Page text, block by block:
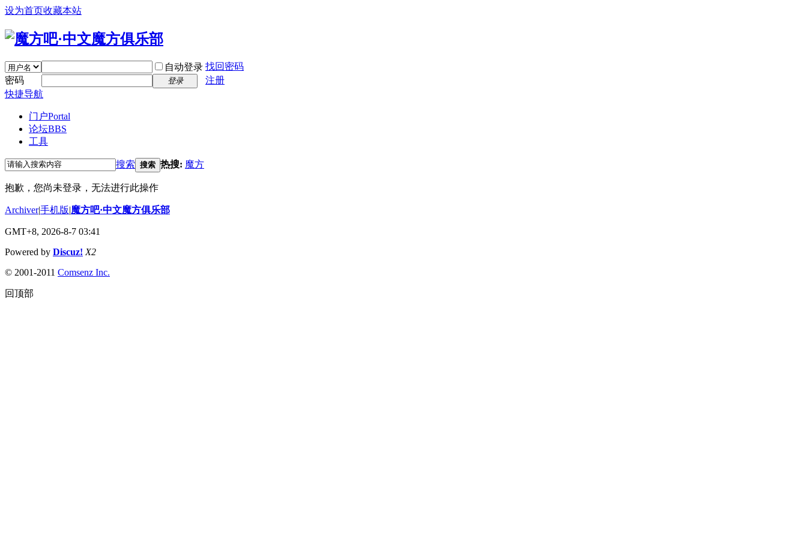
设为首页收藏本站
自动登录 找回密码
密码
登录
注册
快捷导航
门户Portal
论坛BBS
工具
搜索 搜索 热搜: 魔方
抱歉，您尚未登录，无法进行此操作
Archiver|手机版|魔方吧·中文魔方俱乐部
GMT+8, 2026-8-7 03:41
Powered by Discuz! X2
© 2001-2011 Comsenz Inc.
回顶部